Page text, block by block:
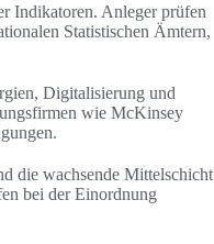
Indikatoren. Anleger prüfen
Statistischen Ämtern,
Digitalisierung und
wie McKinsey
die wachsende Mittelschicht
bei der Einordnung